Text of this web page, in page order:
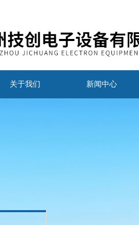
关于我们 新闻中心